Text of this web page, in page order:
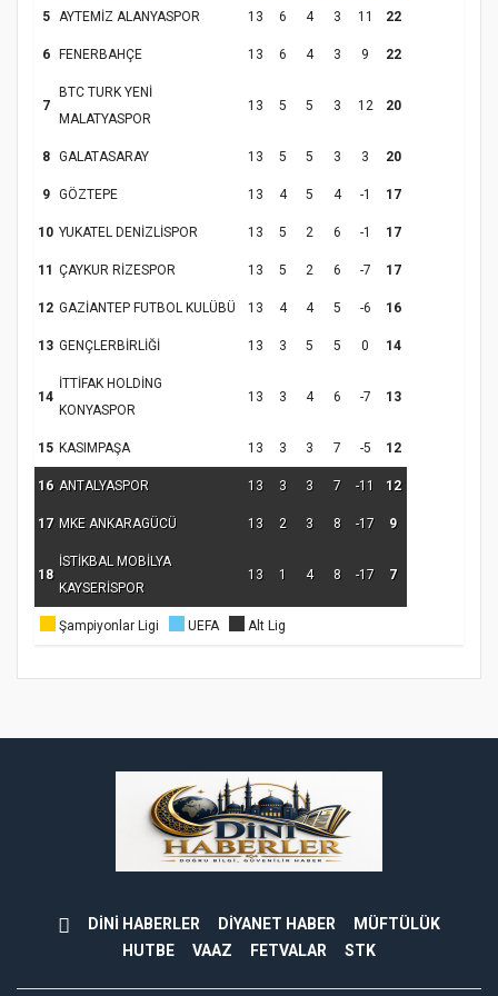
Samsun Atakum’da Yaz Kur’an Kursu
Kapanış Programı
Samsun Atakum’da Ayasofya Camii
Etkinliği
Türkiye’de insanlar dinle bağlarını
koparıyor mu?
5 AYTEMİZ ALANYASPOR 13 6 4 3 11 22
6 FENERBAHÇE 13 6 4 3 9 22
7
BTC TURK YENİ
MALATYASPOR
13 5 5 3 12 20
8 GALATASARAY 13 5 5 3 3 20
9 GÖZTEPE 13 4 5 4 -1 17
10 YUKATEL DENİZLİSPOR 13 5 2 6 -1 17
11 ÇAYKUR RİZESPOR 13 5 2 6 -7 17
12 GAZİANTEP FUTBOL KULÜBÜ 13 4 4 5 -6 16
13 GENÇLERBİRLİĞİ 13 3 5 5 0 14
14
İTTİFAK HOLDİNG
KONYASPOR
13 3 4 6 -7 13
15 KASIMPAŞA 13 3 3 7 -5 12
16 ANTALYASPOR 13 3 3 7 -11 12
17 MKE ANKARAGÜCÜ 13 2 3 8 -17 9
18
İSTİKBAL MOBİLYA
KAYSERİSPOR
13 1 4 8 -17 7
Şampiyonlar Ligi UEFA Alt Lig
DİNİ HABERLER DİYANET HABER
MÜFTÜLÜK
HUTBE
VAAZ FETVALAR STK